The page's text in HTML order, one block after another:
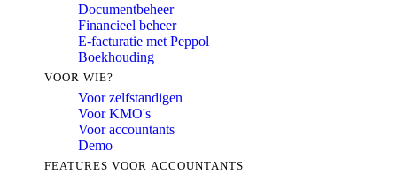
Documentbeheer
Financieel beheer
E-facturatie met Peppol
Boekhouding
VOOR WIE?
Voor zelfstandigen
Voor KMO's
Voor accountants
Demo
FEATURES VOOR ACCOUNTANTS